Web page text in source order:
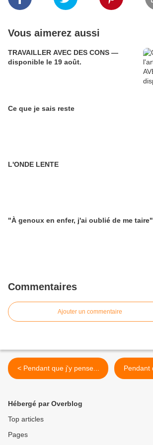
Vous aimerez aussi
TRAVAILLER AVEC DES CONS —
disponible le 19 août.
Ce que je sais reste
L'ONDE LENTE
"À genoux en enfer, j'ai oublié de me taire"
Commentaires
Ajouter un commentaire
< Pendant que j'y pense...
Hébergé par Overblog
Top articles
Pages